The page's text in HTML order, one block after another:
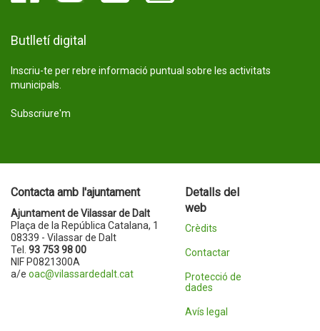
Butlletí digital
Inscriu-te per rebre informació puntual sobre les activitats
municipals.
Subscriure'm
Contacta amb l'ajuntament
Ajuntament de Vilassar de Dalt
Plaça de la República Catalana, 1
08339 - Vilassar de Dalt
Tel. 93 753 98 00
NIF P0821300A
a/e oac@vilassardedalt.cat
Detalls del
web
Crèdits
Contactar
Protecció de
dades
Avís legal